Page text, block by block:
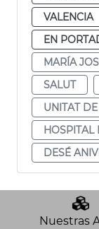
VALENCIA
EN
MARÍA
SALUT
UNITAT
HOSPITAL
DESÉ
Nuestras